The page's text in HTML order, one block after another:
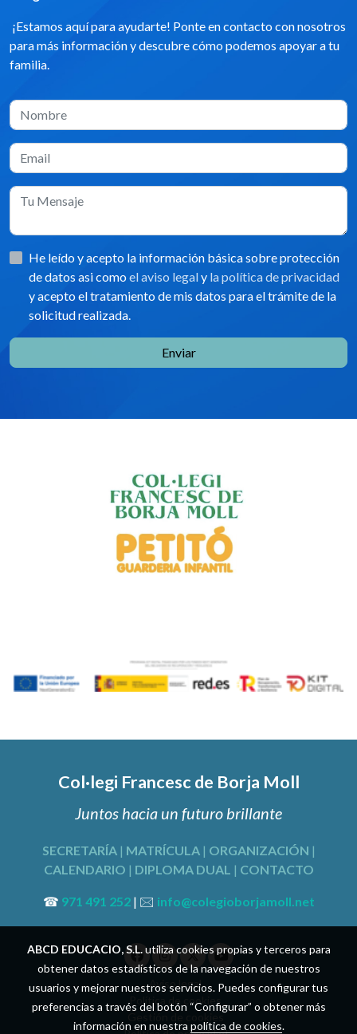
¡Estamos aquí para ayudarte! Ponte en contacto con nosotros
para más información y descubre cómo podemos apoyar a tu
familia.
He leído y acepto la información básica sobre protección
de datos asi comoel aviso legaly la política de privacidad
y acepto el tratamiento de mis datos para el trámite de la
solicitud realizada.
Enviar
Col·legi Francesc de Borja Moll
Juntos hacia un futuro brillante
SECRETARÍA| MATRÍCULA| ORGANIZACIÓN |
CALENDARIO | DIPLOMA DUAL | CONTACTO
☎ 971 491 252| 🖂 info@colegioborjamoll.net
Aviso legal
Política de cookies
Gestión de cookies
ABCD EDUCACIO, S.L.utiliza cookies propias y terceros para
obtener datos estadísticos de la navegación de nuestros
usuarios y mejorar nuestros servicios. Puedes configurar tus
preferencias a través del botón “Configurar” o obtener más
información en nuestra política de cookies.